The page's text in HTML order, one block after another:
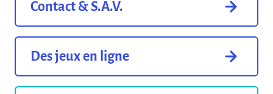
Contact & S.A.V.
Des jeux en ligne